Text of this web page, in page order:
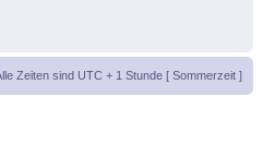
Zeiten sind UTC + 1 Stunde [ Sommerzeit ]